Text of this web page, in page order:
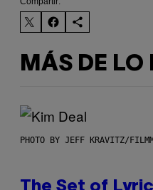
MÁS DE
PHOTO BY JEFF KRAVITZ/